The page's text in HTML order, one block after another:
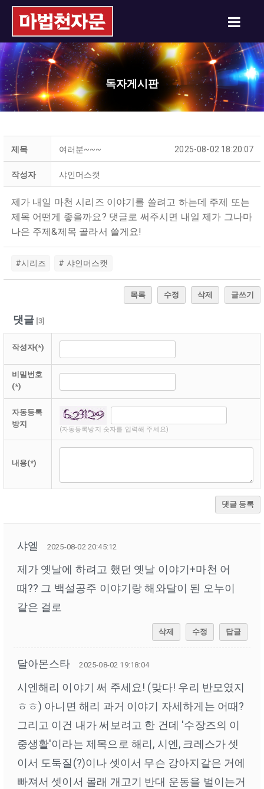
독자게시판
제목 여러분~~~ 2025-08-02 18:20:07
작성자 샤인머스캣
제가 내일 마천 시리즈 이야기를 쓸려고 하는데 주제 또는
제목 어떤게 좋을까요? 댓글로 써주시면 내일 제가 그나마
나은 주제&제목 골라서 쓸게요!
#시리즈 # 샤인머스캣
목록 수정 삭제 글쓰기
댓글[3]
작성자(*)
비밀번호
(*)
자동등록
방지
(자동등록방지 숫자를 입력해 주세요)
내용(*)
댓글 등록
샤엘 2025-08-02 20:45:12
제가 옛날에 하려고 했던 옛날 이야기+마천 어
때?? 그 백설공주 이야기랑 해와달이 된 오누이
같은 걸로
삭제 수정 답글
달아몬스타 2025-08-02 19:18:04
시엔해리 이야기 써 주세요! (맞다! 우리 반모였지
ㅎㅎ) 아니면 해리 과거 이야기 자세하게는 어때?
그리고 이건 내가 써보려고 한 건데 '수장즈의 이
중생활'이라는 제목으로 해리, 시엔, 크레스가 셋
이서 도둑질(?)이나 셋이서 무슨 강아지같은 거에
빠져서 셋이서 몰래 개고기 반대 운동을 벌이는거